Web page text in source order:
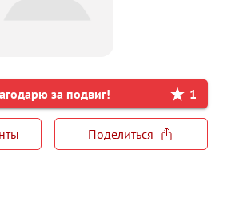
за подвиг! 1
Поделиться